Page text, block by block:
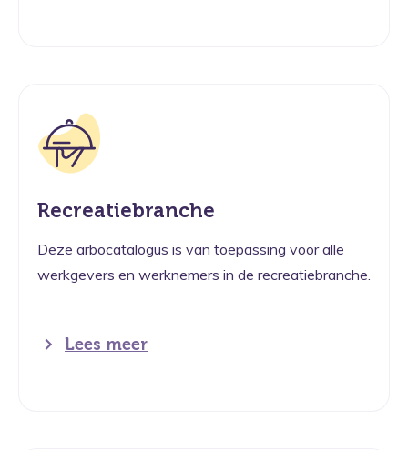
Recreatiebranche
Deze arbocatalogus is van toepassing voor alle
werkgevers en werknemers in de recreatiebranche.
Lees meer